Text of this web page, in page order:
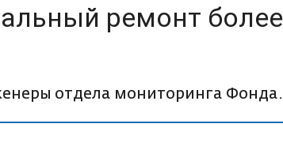
ремонт более
отдела мониторинга Фонда.